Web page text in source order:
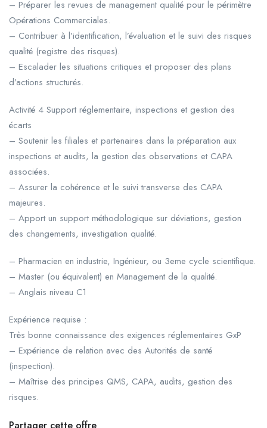
– Préparer les revues de management qualité pour le périmètre
Opérations Commerciales.
– Contribuer à l’identification, l’évaluation et le suivi des risques
qualité (registre des risques).
– Escalader les situations critiques et proposer des plans
d’actions structurés.
Activité 4 Support réglementaire, inspections et gestion des
écarts
– Soutenir les filiales et partenaires dans la préparation aux
inspections et audits, la gestion des observations et CAPA
associées.
– Assurer la cohérence et le suivi transverse des CAPA
majeures.
– Apport un support méthodologique sur déviations, gestion
des changements, investigation qualité.
– Pharmacien en industrie, Ingénieur, ou 3eme cycle scientifique.
– Master (ou équivalent) en Management de la qualité.
– Anglais niveau C1
Expérience requise :
Très bonne connaissance des exigences réglementaires GxP
– Expérience de relation avec des Autorités de santé
(inspection).
– Maîtrise des principes QMS, CAPA, audits, gestion des
risques.
Partager cette offre